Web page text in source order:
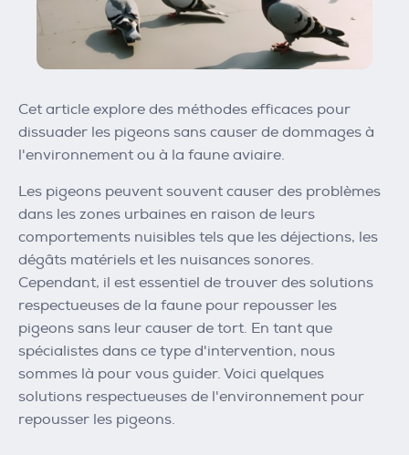
Cet article explore des méthodes efficaces pour
dissuader les pigeons sans causer de dommages à
l'environnement ou à la faune aviaire.
Les pigeons peuvent souvent causer des problèmes
dans les zones urbaines en raison de leurs
comportements nuisibles tels que les déjections, les
dégâts matériels et les nuisances sonores.
Cependant, il est essentiel de trouver des solutions
respectueuses de la faune pour repousser les
pigeons sans leur causer de tort. En tant que
spécialistes dans ce type d'intervention, nous
sommes là pour vous guider. Voici quelques
solutions respectueuses de l'environnement pour
repousser les pigeons.